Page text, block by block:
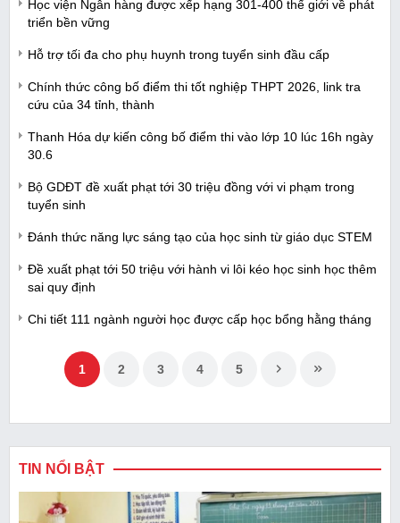
Học viện Ngân hàng được xếp hạng 301-400 thế giới về phát
triển bền vững
Hỗ trợ tối đa cho phụ huynh trong tuyển sinh đầu cấp
Chính thức công bố điểm thi tốt nghiệp THPT 2026, link tra
cứu của 34 tỉnh, thành
Thanh Hóa dự kiến công bố điểm thi vào lớp 10 lúc 16h ngày
30.6
Bộ GDĐT đề xuất phạt tới 30 triệu đồng với vi phạm trong
tuyển sinh
Đánh thức năng lực sáng tạo của học sinh từ giáo dục STEM
Đề xuất phạt tới 50 triệu với hành vi lôi kéo học sinh học thêm
sai quy định
Chi tiết 111 ngành người học được cấp học bổng hằng tháng
1 2 3 4 5
TIN NỔI BẬT